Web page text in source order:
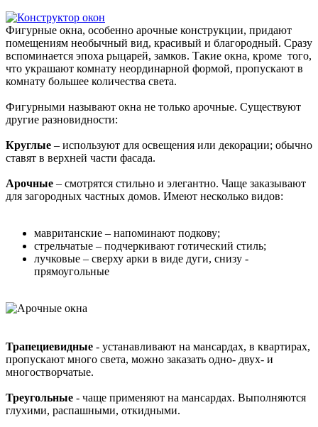
Фигурные окна, особенно арочные конструкции, придают
помещениям необычный вид, красивый и благородный. Сразу
вспоминается эпоха рыцарей, замков. Такие окна, кроме того,
что украшают комнату неординарной формой, пропускают в
комнату большее количества света.
Фигурными называют окна не только арочные. Существуют
другие разновидности:
Круглые – используют для освещения или декорации; обычно
ставят в верхней части фасада.
Арочные – смотрятся стильно и элегантно. Чаще заказывают
для загородных частных домов. Имеют несколько видов:
мавританские – напоминают подкову;
стрельчатые – подчеркивают готический стиль;
лучковые – сверху арки в виде дуги, снизу -
прямоугольные
Трапециевидные - устанавливают на мансардах, в квартирах,
пропускают много света, можно заказать одно- двух- и
многостворчатые.
Треугольные - чаще применяют на мансардах. Выполняются
глухими, распашными, откидными.